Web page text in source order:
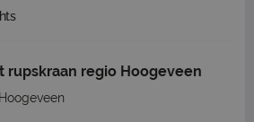
rupskraan regio Hoogeveen
Hoogeveen